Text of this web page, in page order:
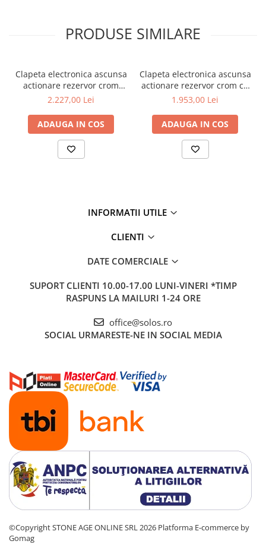
PRODUSE SIMILARE
Clapeta electronica ascunsa
actionare rezervor crom
alimentare curent de la
2.227,00 Lei
ADAUGA IN COS
Clapeta electronica ascunsa
actionare rezervor crom cu
baterii | 311-2920
1.953,00 Lei
ADAUGA IN COS
INFORMATII UTILE
CLIENTI
DATE COMERCIALE
SUPORT CLIENTI 10.00-17.00 LUNI-VINERI *TIMP
RASPUNS LA MAILURI 1-24 ORE
office@solos.ro
SOCIAL URMARESTE-NE IN SOCIAL MEDIA
©Copyright STONE AGE ONLINE SRL 2026 Platforma E-commerce by
Gomag